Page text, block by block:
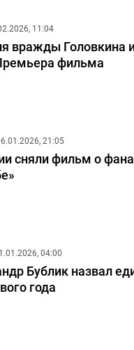
11:04
вражды Головкина
фильма
21:05
сняли фильм о
04:00
Бублик назвал
года